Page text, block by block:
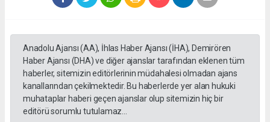
Anadolu Ajansı (AA), İhlas Haber Ajansı (İHA), Demirören
Haber Ajansı (DHA) ve diğer ajanslar tarafından eklenen tüm
haberler, sitemizin editörlerinin müdahalesi olmadan ajans
kanallarından çekilmektedir. Bu haberlerde yer alan hukuki
muhataplar haberi geçen ajanslar olup sitemizin hiç bir
editörü sorumlu tutulamaz...